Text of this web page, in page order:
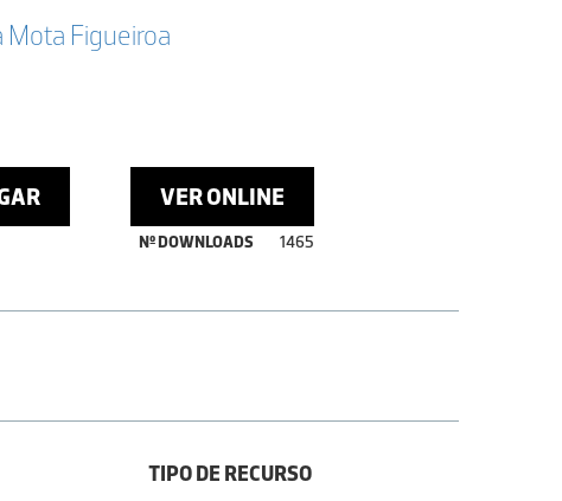
Mota Figueiroa
VER ONLINE
Nº DOWNLOADS 1465
TIPO DE RECURSO